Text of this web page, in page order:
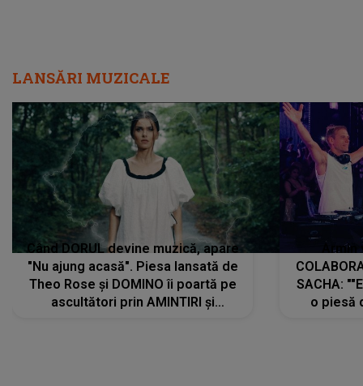
LANSĂRI MUZICALE
Când DORUL devine muzică, apare
"Nu ajung acasă". Piesa lansată de
Theo Rose și DOMINO îi poartă pe
ascultători prin AMINTIRI și
SACHA:
o piesă